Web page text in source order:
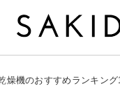
燥機のおすすめランキン